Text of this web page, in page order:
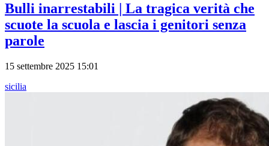
Bulli inarrestabili | La tragica verità che
scuote la scuola e lascia i genitori senza
parole
15 settembre 2025 15:01
sicilia